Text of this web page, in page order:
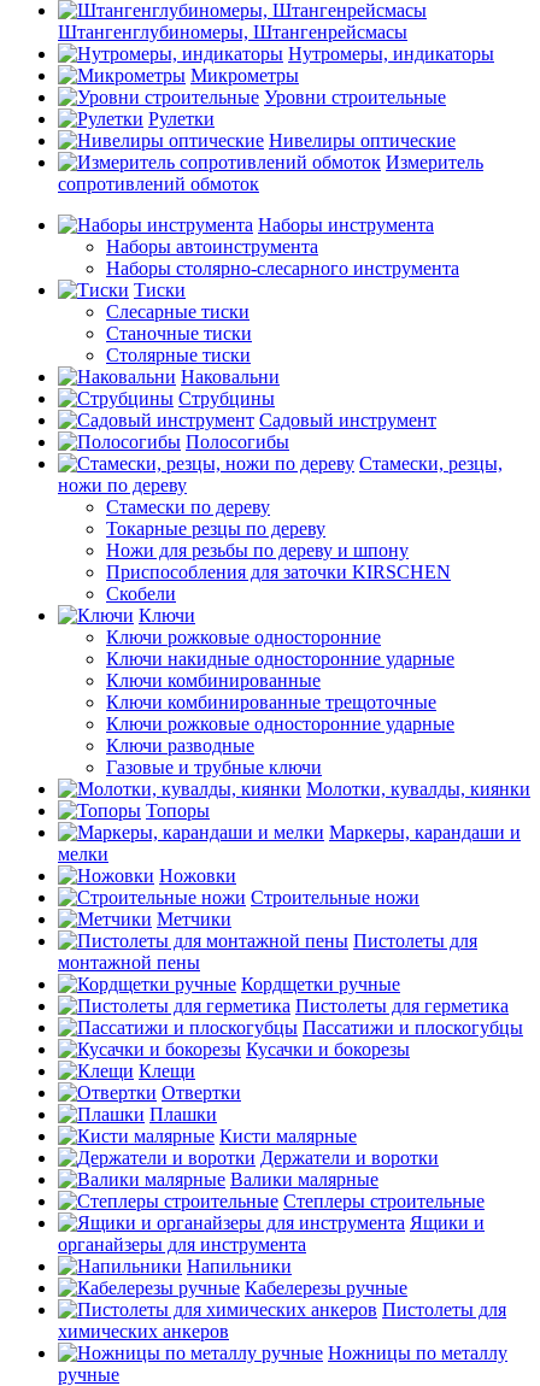
Штангенглубиномеры, Штангенрейсмасы
Нутромеры, индикаторы
Микрометры
Уровни строительные
Рулетки
Нивелиры оптические
Измеритель
сопротивлений обмоток
Наборы инструмента
Наборы автоинструмента
Наборы столярно-слесарного инструмента
Тиски
Слесарные тиски
Станочные тиски
Столярные тиски
Наковальни
Струбцины
Садовый инструмент
Полосогибы
Стамески, резцы,
ножи по дереву
Стамески по дереву
Токарные резцы по дереву
Ножи для резьбы по дереву и шпону
Приспособления для заточки KIRSCHEN
Скобели
Ключи
Ключи рожковые односторонние
Ключи накидные односторонние ударные
Ключи комбинированные
Ключи комбинированные трещоточные
Ключи рожковые односторонние ударные
Ключи разводные
Газовые и трубные ключи
Молотки, кувалды, киянки
Топоры
Маркеры, карандаши и
мелки
Ножовки
Строительные ножи
Метчики
Пистолеты для
монтажной пены
Кордщетки ручные
Пистолеты для герметика
Пассатижи и плоскогубцы
Кусачки и бокорезы
Клещи
Отвертки
Плашки
Кисти малярные
Держатели и воротки
Валики малярные
Степлеры строительные
Ящики и
органайзеры для инструмента
Напильники
Кабелерезы ручные
Пистолеты для
химических анкеров
Ножницы по металлу
ручные